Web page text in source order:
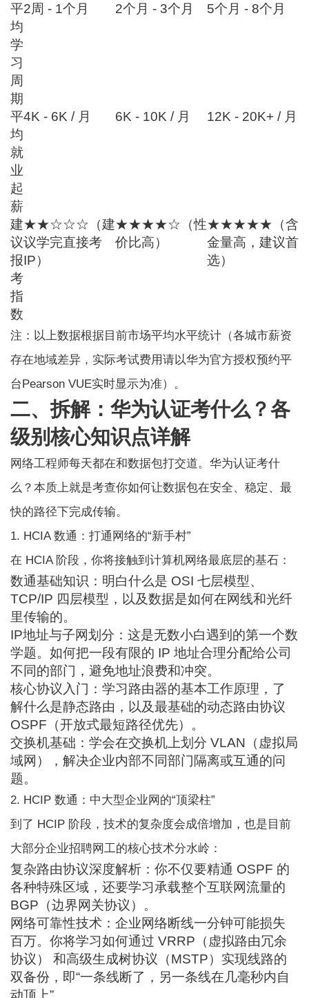
平
均
学
习
周
期
2周 - 1个月 2个月 - 3个月 5个月 - 8个月
平
均
就
业
起
薪
4K - 6K / 月 6K - 10K / 月 12K - 20K+ / 月
建
议
报
考
指
数
★★☆☆☆（建
议学完直接考
IP）
★★★★☆（性
价比高）
★★★★★（含
金量高，建议首
选）
注：以上数据根据目前市场平均水平统计（各城市薪资
存在地域差异，实际考试费用请以华为官方授权预约平
台Pearson VUE实时显示为准）。
二、拆解：华为认证考什么？各
级别核心知识点详解
网络工程师每天都在和数据包打交道。华为认证考什
么 ？本质上就是考查你如何让数据包在安全、稳定、最
快的路径下完成传输。
1. HCIA 数通：打通网络的“新手村”
在 HCIA 阶段，你将接触到计算机网络最底层的基石：
数通基础知识：明白什么是 OSI 七层模型、
TCP/IP 四层模型，以及数据是如何在网线和光纤
里传输的。
IP地址与子网划分：这是无数小白遇到的第一个数
学题。如何把一段有限的 IP 地址合理分配给公司
不同的部门，避免地址浪费和冲突。
核心协议入门：学习路由器的基本工作原理，了
解什么是静态路由，以及最基础的动态路由协议
OSPF（开放式最短路径优先）。
交换机基础：学会在交换机上划分 VLAN（虚拟局
域网），解决企业内部不同部门隔离或互通的问
题。
2. HCIP 数通：中大型企业网的“顶梁柱”
到了 HCIP 阶段，技术的复杂度会成倍增加，也是目前
大部分企业招聘网工的核心技术分水岭：
复杂路由协议深度解析：你不仅要精通 OSPF 的
各种特殊区域，还要学习承载整个互联网流量的
BGP（边界网关协议）。
网络可靠性技术：企业网络断线一分钟可能损失
百万。你将学习如何通过 VRRP（虚拟路由冗余
协议） 和高级生成树协议（MSTP）实现线路的
双备份，即“一条线断了，另一条线在几毫秒内自
动顶上”。